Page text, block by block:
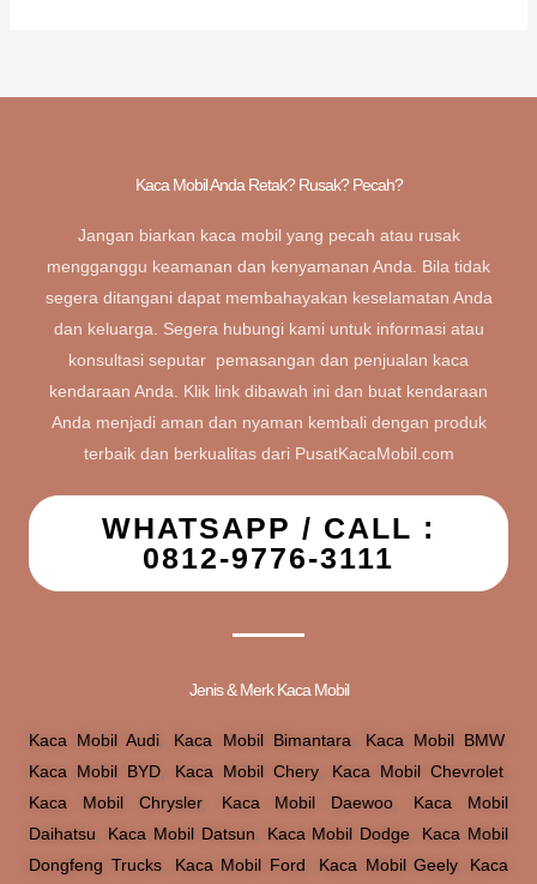
Kaca Mobil Anda Retak? Rusak? Pecah?
Jangan biarkan kaca mobil yang pecah atau rusak
mengganggu keamanan dan kenyamanan Anda. Bila tidak
segera ditangani dapat membahayakan keselamatan Anda
dan keluarga. Segera hubungi kami untuk informasi atau
konsultasi seputar pemasangan dan penjualan kaca
kendaraan Anda. Klik link dibawah ini dan buat kendaraan
Anda menjadi aman dan nyaman kembali dengan produk
terbaik dan berkualitas dari PusatKacaMobil.com
WHATSAPP / CALL :
0812-9776-3111
Jenis & Merk Kaca Mobil
Kaca Mobil Audi Kaca Mobil Bimantara Kaca Mobil BMW,
Kaca Mobil BYD
Kaca Mobil Chery, Kaca Mobil Chevrolet
Kaca Mobil Chrysler, Kaca Mobil Daewoo
Kaca Mobil
Daihatsu
Kaca Mobil Datsun Kaca Mobil Dodge
Kaca Mobil
Dongfeng Trucks, Kaca Mobil Ford Kaca Mobil Geely, Kaca